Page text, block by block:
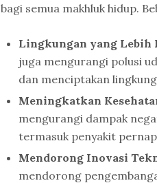
bagi semua makhluk hidup.
Lingkungan yang Lebih
juga mengurangi polusi
dan menciptakan
Meningkatkan
mengurangi dampak
termasuk penyakit
Mendorong Inovasi
mendorong